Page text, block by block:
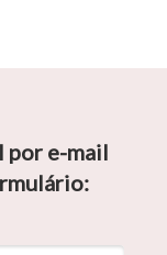
por e-mail